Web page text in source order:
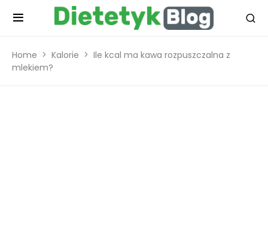
Home Kalorie
Ile kcal ma kawa rozpuszczalna z
mlekiem?